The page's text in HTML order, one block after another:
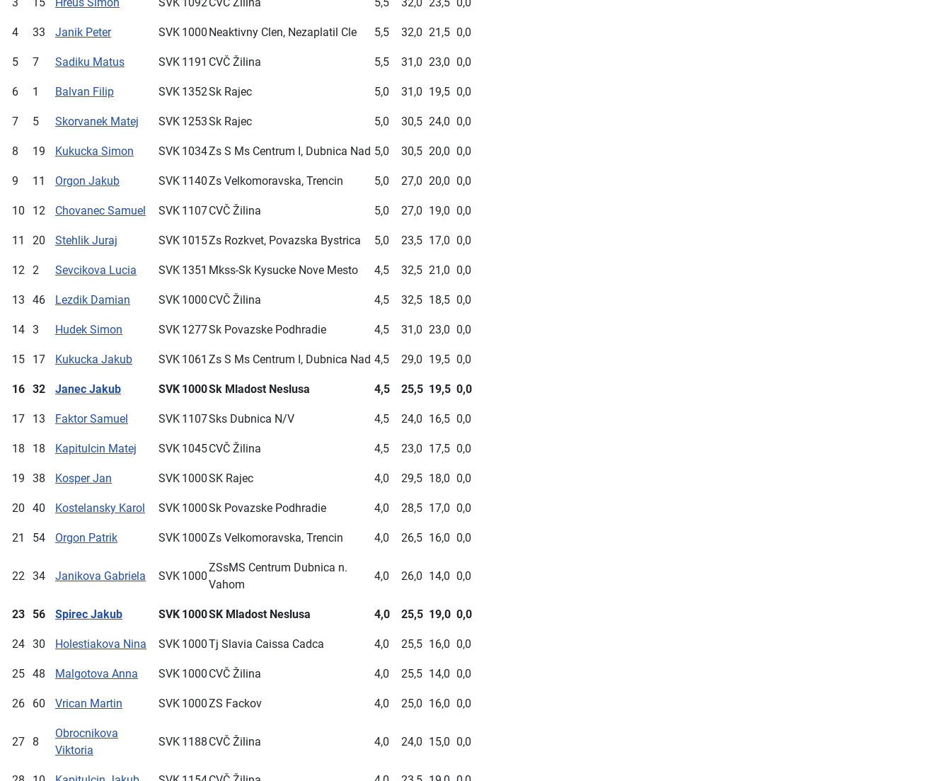
4 33 Janik Peter SVK 1000 Neaktivny Clen, Nezaplatil Cle 5,5 32,0 21,5 0,0
5 7 Sadiku Matus SVK 1191 CVČ Žilina 5,5 31,0 23,0 0,0
6 1 Balvan Filip SVK 1352Sk Rajec 5,0 31,0 19,5 0,0
7 5 Skorvanek Matej SVK 1253Sk Rajec 5,0 30,5 24,0 0,0
8 19 Kukucka Simon SVK 1034Zs S Ms Centrum I, Dubnica Nad 5,0 30,5 20,0 0,0
9 11 Orgon Jakub SVK 1140Zs Velkomoravska, Trencin 5,0 27,0 20,0 0,0
10 12 Chovanec Samuel SVK 1107CVČ Žilina 5,0 27,0 19,0 0,0
11 20 Stehlik Juraj SVK 1015Zs Rozkvet, Povazska Bystrica 5,0 23,5 17,0 0,0
12 2 Sevcikova Lucia SVK 1351 Mkss-Sk Kysucke Nove Mesto 4,5 32,5 21,0 0,0
13 46 Lezdik Damian SVK 1000 CVČ Žilina 4,5 32,5 18,5 0,0
14 3 Hudek Simon SVK 1277Sk Povazske Podhradie 4,5 31,0 23,0 0,0
15 17 Kukucka Jakub SVK 1061 Zs S Ms Centrum I, Dubnica Nad 4,5 29,0 19,5 0,0
16 32 Janec Jakub SVK 1000Sk Mladost Neslusa 4,5 25,5 19,5 0,0
17 13 Faktor Samuel SVK 1107Sks Dubnica N/V 4,5 24,0 16,5 0,0
18 18 Kapitulcin Matej SVK 1045CVČ Žilina 4,5 23,0 17,5 0,0
19 38 Kosper Jan SVK 1000SK Rajec 4,0 29,5 18,0 0,0
20 40 Kostelansky Karol SVK 1000Sk Povazske Podhradie 4,0 28,5 17,0 0,0
21 54 Orgon Patrik SVK 1000Zs Velkomoravska, Trencin 4,0 26,5 16,0 0,0
22 34 Janikova Gabriela SVK 1000
ZSsMS Centrum Dubnica n.
Vahom
4,0 26,0 14,0 0,0
23 56 Spirec Jakub SVK 1000SK Mladost Neslusa 4,0 25,5 19,0 0,0
24 30 Holestiakova Nina SVK 1000Tj Slavia Caissa Cadca 4,0 25,5 16,0 0,0
25 48 Malgotova Anna SVK 1000 CVČ Žilina 4,0 25,5 14,0 0,0
26 60 Vrican Martin SVK 1000ZS Fackov 4,0 25,0 16,0 0,0
27 8
Obrocnikova
Viktoria
SVK 1188 CVČ Žilina 4,0 24,0 15,0 0,0